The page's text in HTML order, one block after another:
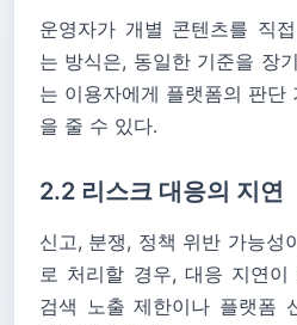
운영자가 개별 콘텐츠를 직
는 방식은, 동일한 기준을 장
는 이용자에게 플랫폼의 판단
을 줄 수 있다.
2.2 리스크 대응의 지연
신고, 분쟁, 정책 위반 가능성
로 처리할 경우, 대응 지연
검색 노출 제한이나 플랫폼